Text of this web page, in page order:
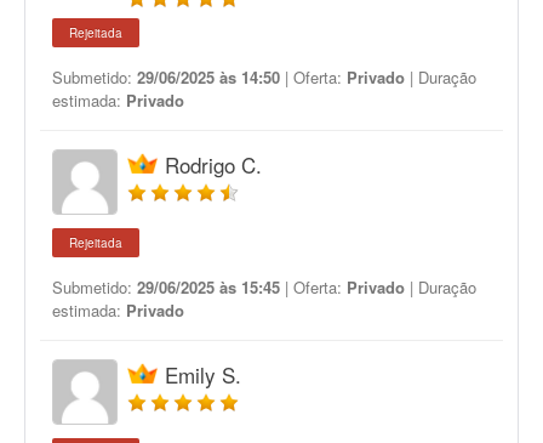
Rejeitada
Submetido: 29/06/2025 às 14:50 | Oferta: Privado | Duração
estimada: Privado
Rodrigo C.
Rejeitada
Submetido: 29/06/2025 às 15:45 | Oferta: Privado | Duração
estimada: Privado
Emily S.